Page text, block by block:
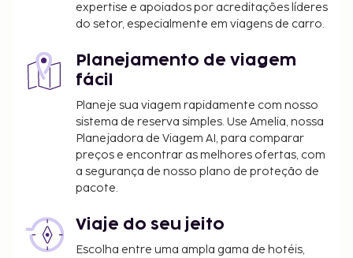
expertise e apoiados por acreditações líderes
do setor, especialmente em viagens de carro.
Planejamento de viagem
fácil
Planeje sua viagem rapidamente com nosso
sistema de reserva simples. Use Amelia, nossa
Planejadora de Viagem AI, para comparar
preços e encontrar as melhores ofertas, com
a segurança de nosso plano de proteção de
pacote.
Viaje do seu jeito
Escolha entre uma ampla gama de hotéis,